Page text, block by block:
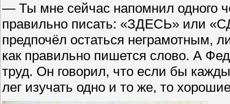
— Ты мне сейчас напомнил одного
правильно писать: «ЗДЕСЬ» или
предпочёл остаться неграмотным,
как правильно пишется слово. А
труд. Он говорил, что если бы
лег изучать одно и то же, то